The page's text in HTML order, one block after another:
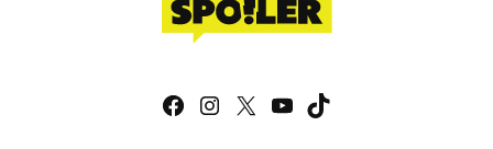
Facebook
Instagram
X YouTube